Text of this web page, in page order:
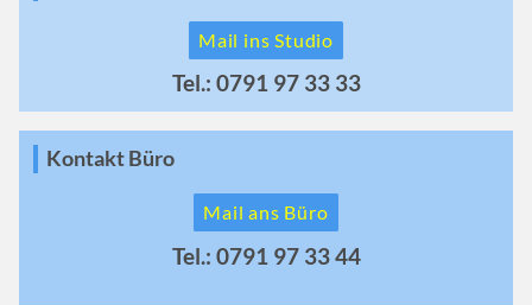
Mail ins Studio
Tel.: 0791 97 33 33
Kontakt Büro
Mail ans Büro
Tel.: 0791 97 33 44